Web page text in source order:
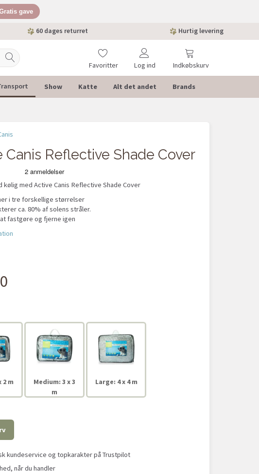
gave
60 dages returret Hurtig levering
Indkøbskurv
Favoritter Log ind
Show Katte Alt det andet Brands
Canis Reflective Shade Cover
kølig med Active Canis Reflective Shade Cover
i tre forskellige størrelser
ca. 80% af solens stråler.
fastgøre og fjerne igen
2 m
Medium: 3 x 3
m
Large: 4 x 4 m
kundeservice og topkarakter på Trustpilot
når du handler